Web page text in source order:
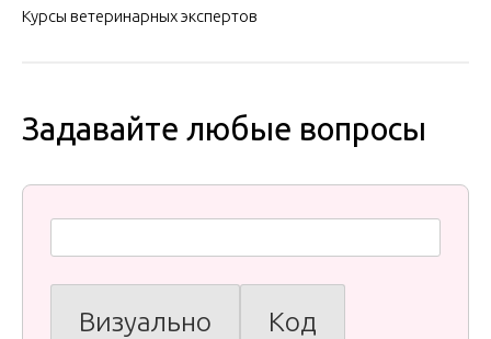
Курсы ветеринарных экспертов
Задавайте любые вопросы
Визуально Код